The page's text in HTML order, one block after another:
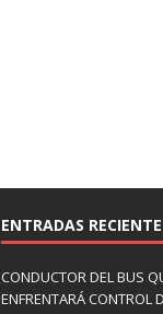
ENTRADAS
CONDUCTOR DEL BUS
ENFRENTARÁ CONTROL